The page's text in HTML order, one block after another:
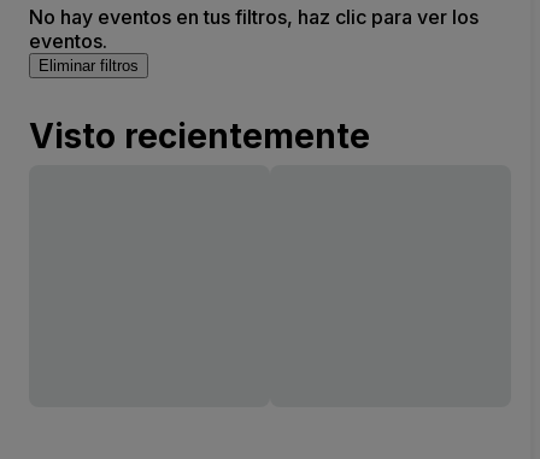
No hay eventos en tus filtros, haz clic para ver los
eventos.
Eliminar filtros
Visto recientemente